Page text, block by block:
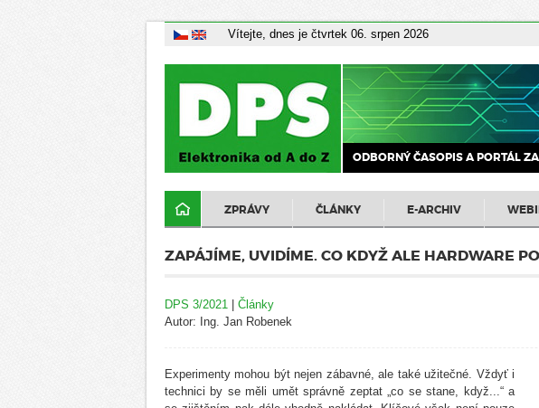
Vítejte, dnes je čtvrtek 06. srpen 2026
ODBORNÝ ČASOPIS A PORTÁL
ZPRÁVY ČLÁNKY E-ARCHIV
ZAPÁJÍME, UVIDÍME. CO KDYŽ ALE HARDWARE
DPS 3/2021 | Články
Autor: Ing. Jan Robenek
Experimenty mohou být nejen zábavné, ale také užitečné. Vždyť i
technici by se měli umět správně zeptat „co se stane, když...“ a